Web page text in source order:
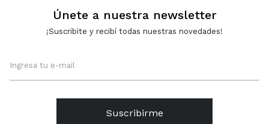
Únete a nuestra newsletter
¡Suscribite y recibí todas nuestras novedades!
Suscribirme